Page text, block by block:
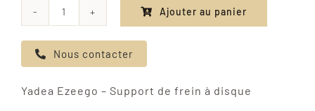
de
Yadea
-
Ajouter au panier
Nous contacter
Yadea Ezeego – Support de frein à disque